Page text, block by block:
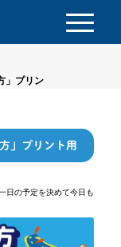
」プリン
」プリント用
日の予定を決めて今日も